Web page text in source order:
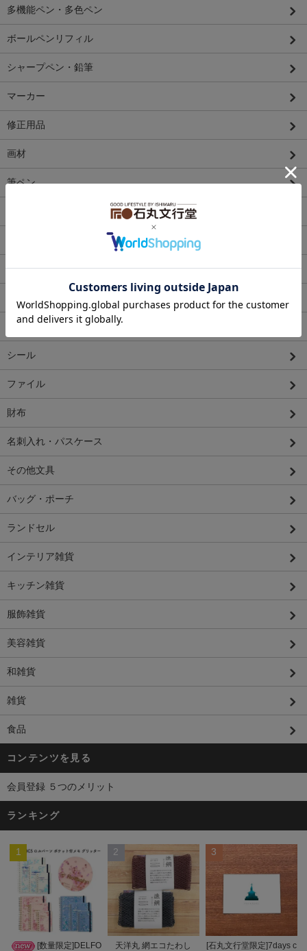
多機能ペン・多色ペン
ボールペンリフィル
シャープペン・鉛筆
マーカー
修正用品
画材
筆ペン
ペンケース・ペンスタンド
便箋・封筒・カード・シーリング
スタンプ
シール
ファイル
財布
名刺入れ・パスケース
その他文具
バッグ・ポーチ
ランドセル
インテリア雑貨
キッチン雑貨
服飾雑貨
美容雑貨
和雑貨
雑貨
食品
コンテンツを見る
会員登録 ５つのメリット
ランキング
1
[数量限定]DELFO
2
天洋丸 網エコたわし
3
[石丸文行堂限定]7days c